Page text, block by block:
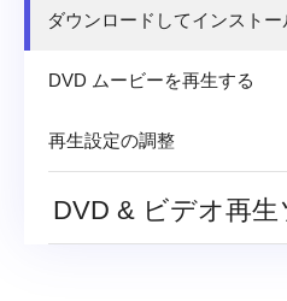
ダウンロードしてインストー
DVD ムービーを再生する
DVDディスク/ファイル
再生プロセスの制御
オーディオ/字幕トラッ
スナップショットを撮
再生設定の調整
DVD & ビデオ再